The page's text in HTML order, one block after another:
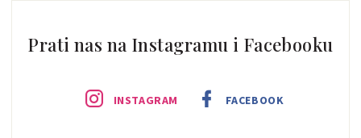
Prati nas na Instagramu i Facebooku
INSTAGRAM FACEBOOK